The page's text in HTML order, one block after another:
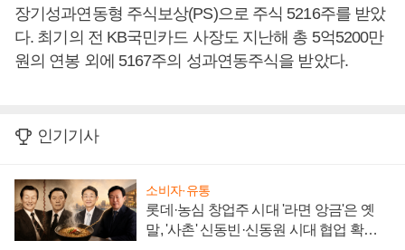
장기성과연동형 주식보상(PS)으로 주식 5216주를 받았
다. 최기의 전 KB국민카드 사장도 지난해 총 5억5200만
원의 연봉 외에 5167주의 성과연동주식을 받았다.
인기기사
소비자·유통
롯데·농심 창업주 시대 '라면 앙금'은 옛
말, '사촌' 신동빈·신동원 시대 협업 확대